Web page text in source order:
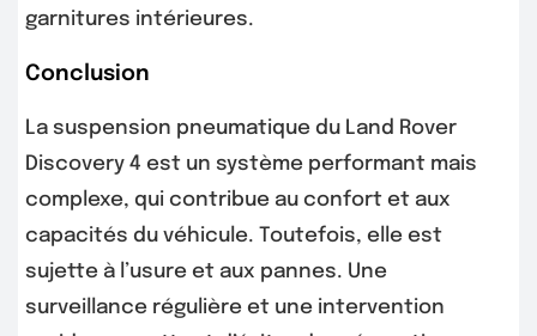
garnitures intérieures.
Conclusion
La suspension pneumatique du Land Rover
Discovery 4 est un système performant mais
complexe, qui contribue au confort et aux
capacités du véhicule. Toutefois, elle est
sujette à l’usure et aux pannes. Une
surveillance régulière et une intervention